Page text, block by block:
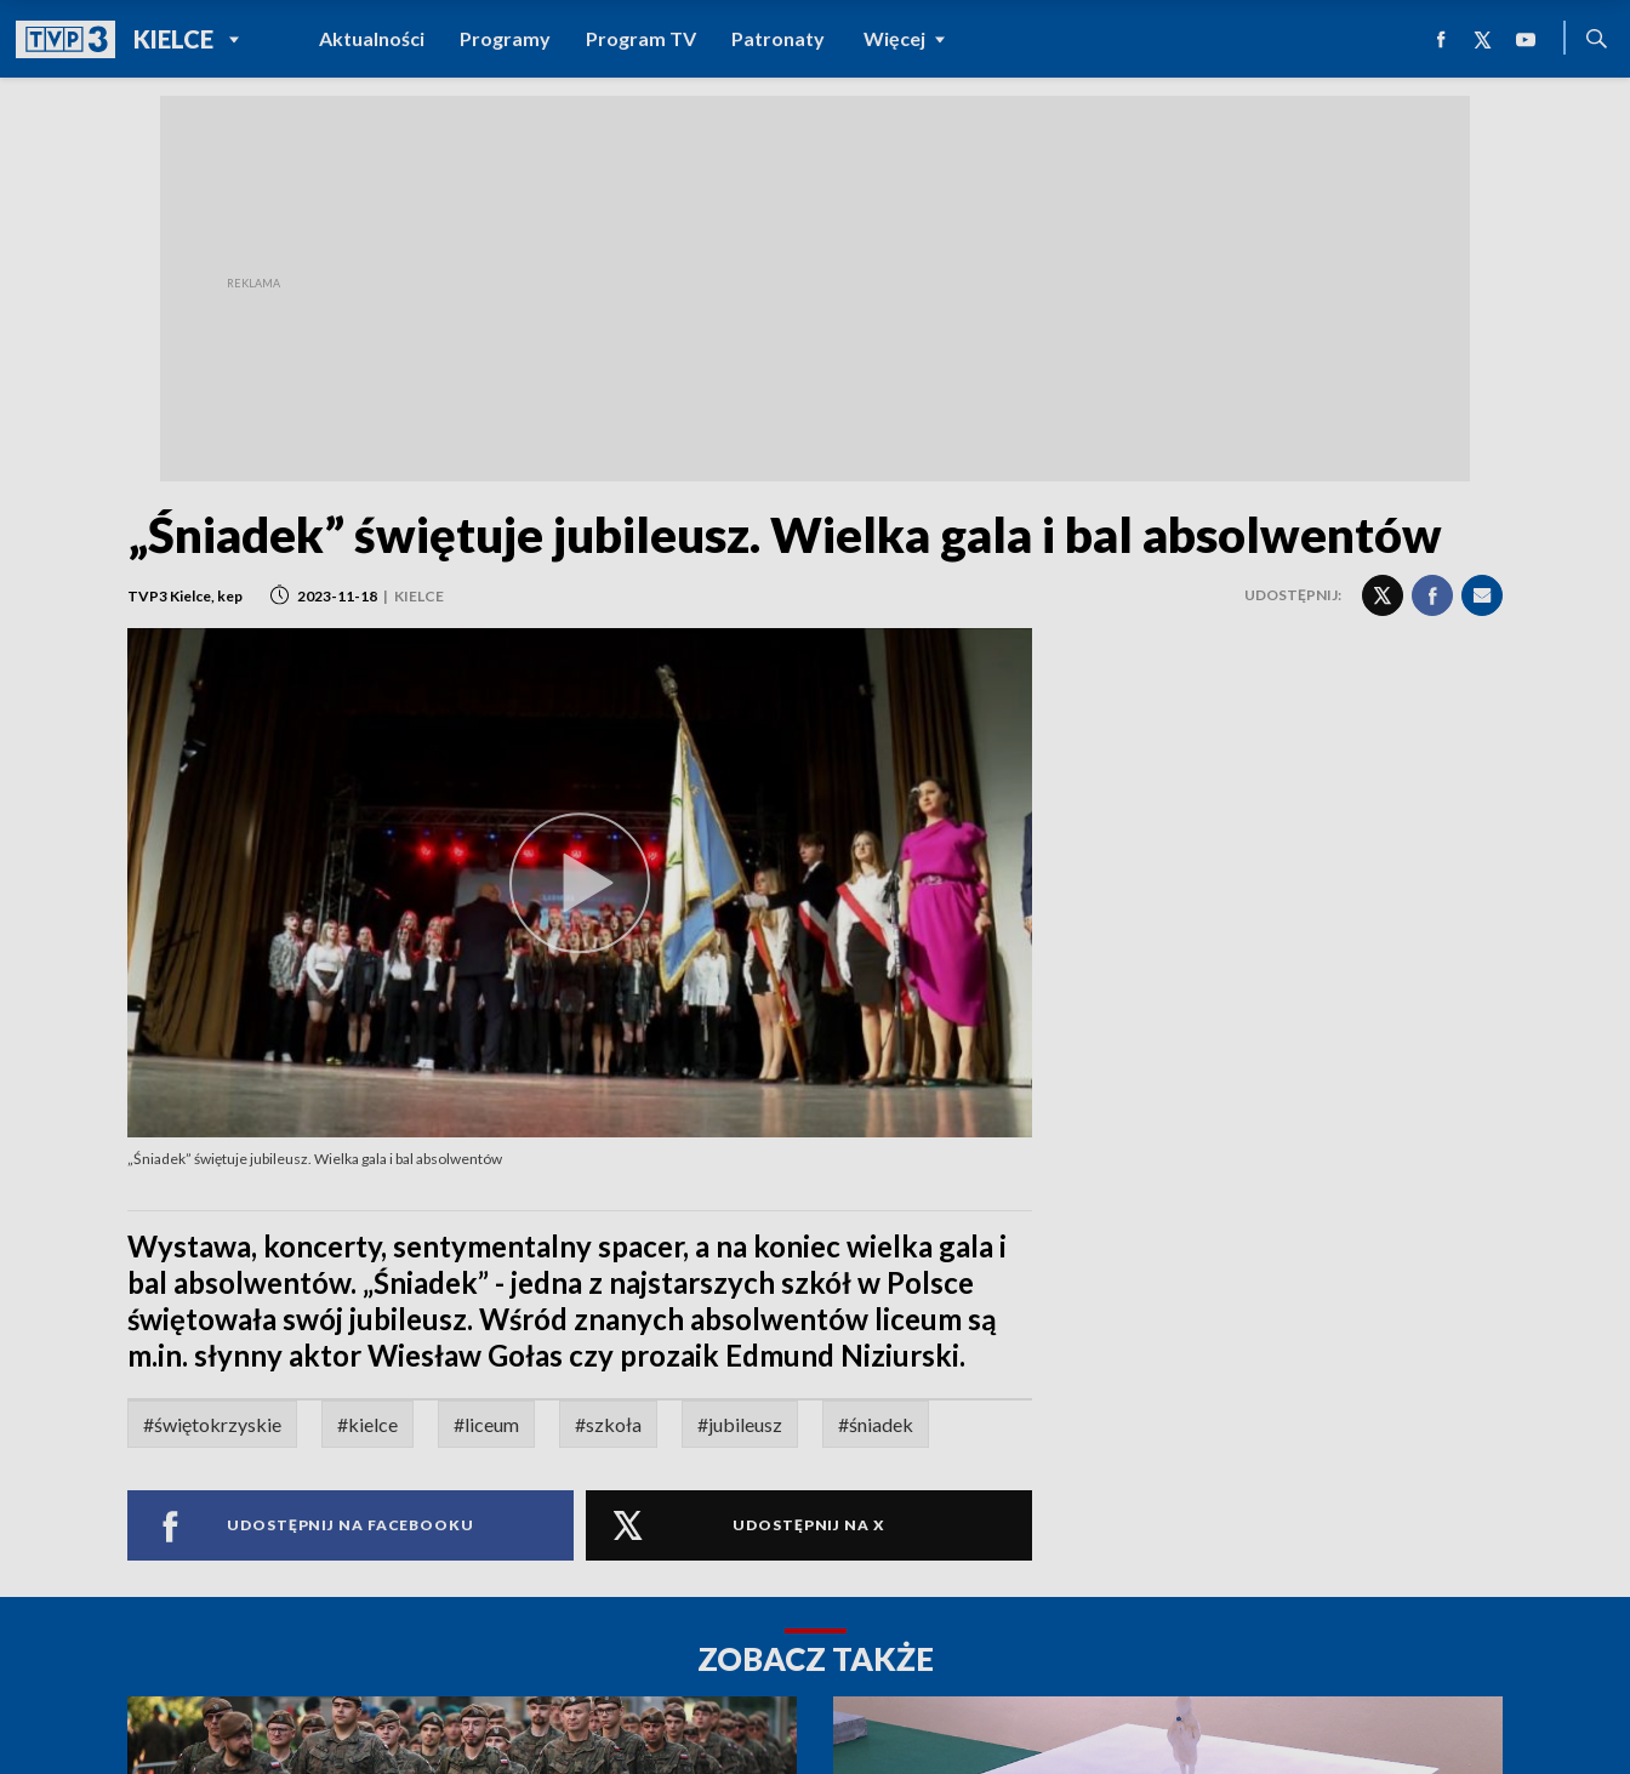
KIELCEPOWRÓT DO
TVP REGIONY
Aktualności Programy Program TV Patronaty Więcej
„Śniadek” świętuje jubileusz. Wielka gala i bal absolwentów
TVP3 Kielce, kep 2023-11-18 | KIELCE UDOSTĘPNIJ:
„Śniadek” świętuje jubileusz. Wielka gala i bal absolwentów
Wystawa, koncerty, sentymentalny spacer, a na koniec wielka gala i
bal absolwentów. „Śniadek” - jedna z najstarszych szkół w Polsce
świętowała swój jubileusz. Wśród znanych absolwentów liceum są
m.in. słynny aktor Wiesław Gołas czy prozaik Edmund Niziurski.
#świętokrzyskie #kielce #liceum #szkoła #jubileusz #śniadek
UDOSTĘPNIJ NA FACEBOOKU UDOSTĘPNIJ NA X
ZOBACZ TAKŻE